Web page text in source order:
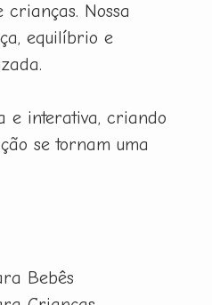
crianças. Nossa
equilíbrio e
e interativa, criando
se tornam uma
Bebês